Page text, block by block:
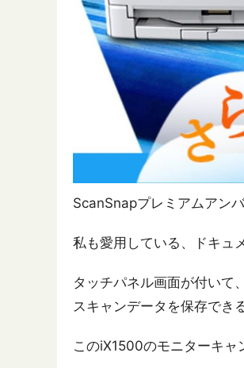
ScanSnapプレミアムアン
私も愛用している、ドキュ
タッチパネル画面が付いて
スキャンデータを保存でき
このiX1500のモニターキャ